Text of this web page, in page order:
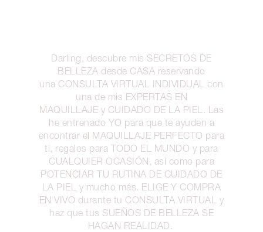
Darling, descubre mis SECRETOS DE
BELLEZA desde CASA reservando
una CONSULTA VIRTUAL INDIVIDUAL con
una de mis EXPERTAS EN
MAQUILLAJE y CUIDADO DE LA PIEL. Las
he entrenado YO para que te ayuden a
encontrar el MAQUILLAJE PERFECTO para
ti, regalos para TODO EL MUNDO y para
CUALQUIER OCASIÓN, así como para
POTENCIAR TU RUTINA DE CUIDADO DE
LA PIEL y mucho más. ELIGE Y COMPRA
EN VIVO durante tu CONSULTA VIRTUAL y
haz que tus SUEÑOS DE BELLEZA SE
HAGAN REALIDAD.